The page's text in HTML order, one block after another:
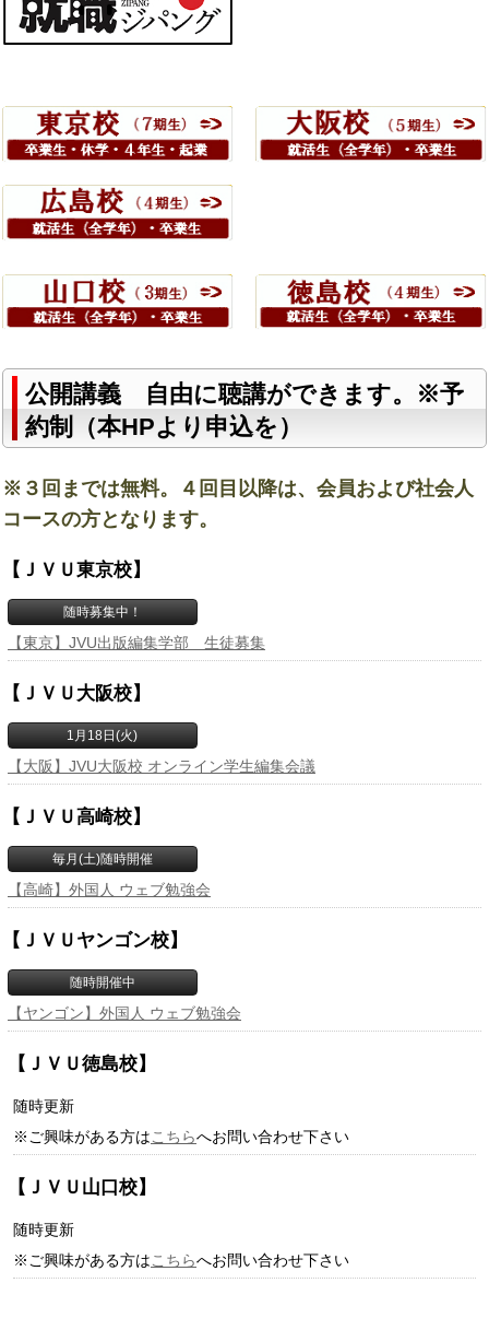
公開講義 自由に聴講ができます。※予
約制（本HPより申込を）
※３回までは無料。４回目以降は、会員および社会人
コースの方となります。
【ＪＶＵ東京校】
随時募集中！
【東京】JVU出版編集学部 生徒募集
【ＪＶＵ大阪校】
1月18日(火)
【大阪】JVU大阪校 オンライン学生編集会議
【ＪＶＵ高崎校】
毎月(土)随時開催
【高崎】外国人 ウェブ勉強会
【ＪＶＵヤンゴン校】
随時開催中
【ヤンゴン】外国人 ウェブ勉強会
【ＪＶＵ徳島校】
随時更新
※ご興味がある方はこちらへお問い合わせ下さい
【ＪＶＵ山口校】
随時更新
※ご興味がある方はこちらへお問い合わせ下さい